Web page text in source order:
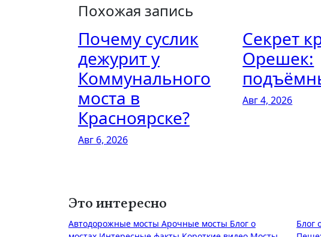
записям
Похожая запись
Почему суслик
дежурит у
Коммунального
моста в
Красноярске?
Авг 6, 2026
Секрет
Орешек:
Авг 4, 2026
Это интересно
Автодорожные мосты Арочные мосты Блог о
Блог